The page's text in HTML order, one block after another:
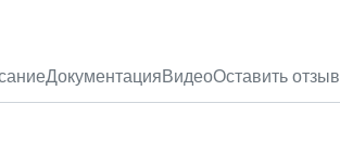
ДокументацияВидеоОставить отзыв